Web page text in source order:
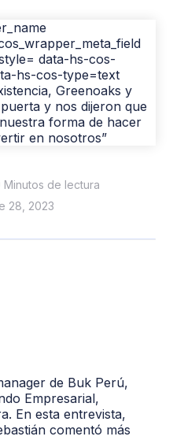
Minutos de lectura
28, 2023
de Buk Perú,
Empresarial,
En esta entrevista,
comentó más